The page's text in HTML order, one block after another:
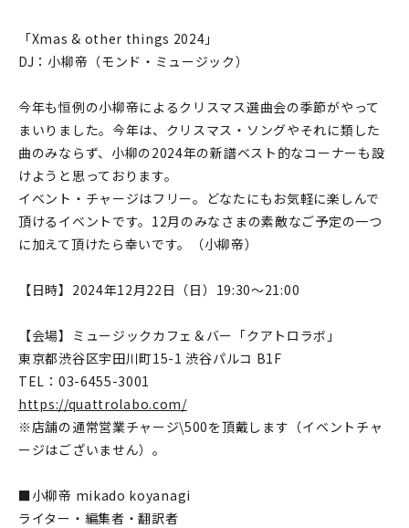
「Xmas & other things 2024」
DJ：小柳帝（モンド・ミュージック）
今年も恒例の小柳帝によるクリスマス選曲会の季節がやって
まいりました。今年は、クリスマス・ソングやそれに類した
曲のみならず、小柳の2024年の新譜ベスト的なコーナーも設
けようと思っております。
イベント・チャージはフリー。どなたにもお気軽に楽しんで
頂けるイベントです。12月のみなさまの素敵なご予定の一つ
に加えて頂けたら幸いです。（小柳帝）
【日時】2024年12月22日（日）19:30～21:00
【会場】ミュージックカフェ＆バー「クアトロラボ」
東京都渋谷区宇田川町15-1 渋谷パルコ B1F
TEL：03-6455-3001
https://quattrolabo.com/
※店舗の通常営業チャージ\500を頂戴します（イベントチャ
ージはございません）。
■小柳帝 mikado koyanagi
ライター・編集者・翻訳者